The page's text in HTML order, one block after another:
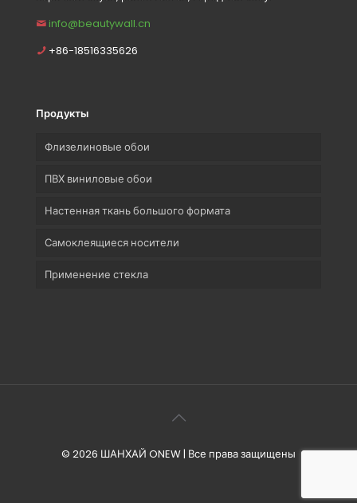
info@beautywall.cn
+86-18516335626
Продукты
Флизелиновые обои
ПВХ виниловые обои
Настенная ткань большого формата
Самоклеящиеся носители
Применение стекла
© 2026 ШАНХАЙ ONEW | Все права защищены